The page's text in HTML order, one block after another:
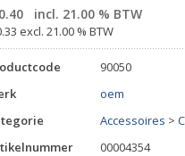
incl. 21.00 % BTW
excl. 21.00 % BTW
90050
oem
Accessoires >
00004354